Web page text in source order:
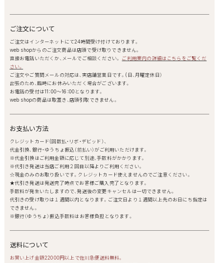
ご注文について
ご注文はインターネットにて24時間受け付けております。
web shopからのご注文商品は店頭で受け取りできません。
直接お電話いただくか、メールでご相談ください。 ご利用案内の詳細はこちらをご覧くだ
さい。
ご注文やご質問メールの対応は、実店舗営業日です。(日、月曜定休日）
出張のため、臨時にお休みいただく場合がございます。
お電話の受付は11：00～16：00となります。
web shopの商品は取置き、店頭引取できません。
お支払い方法
クレジットカード(回数払・リボ・デビッド）、
代金引換、銀行・ゆうちょ振込（前払い）がご利用いただけます。
※代金引換はご利用金額に応じて別途、手数料がかかります。
※代引き発送は当店ご利用２回目以降よりご利用ください。
☆現金のみのお取り扱いです。クレジットカード使えませんのでご注意ください。
★代引き発送は発送完了時点でお客様ご購入完了となります。
手数料が発生いたしますので、発送後の変更キャンセルは一切できません。
代引きの受け取りは１週間以内となります。ご注文日より１週間以上先のお日にち指定は
できません。
※銀行（ゆうちょ）振込手数料はお客様負担となります。
送料について
お買い上げ金額22000円以上で佐川急便送料無料。